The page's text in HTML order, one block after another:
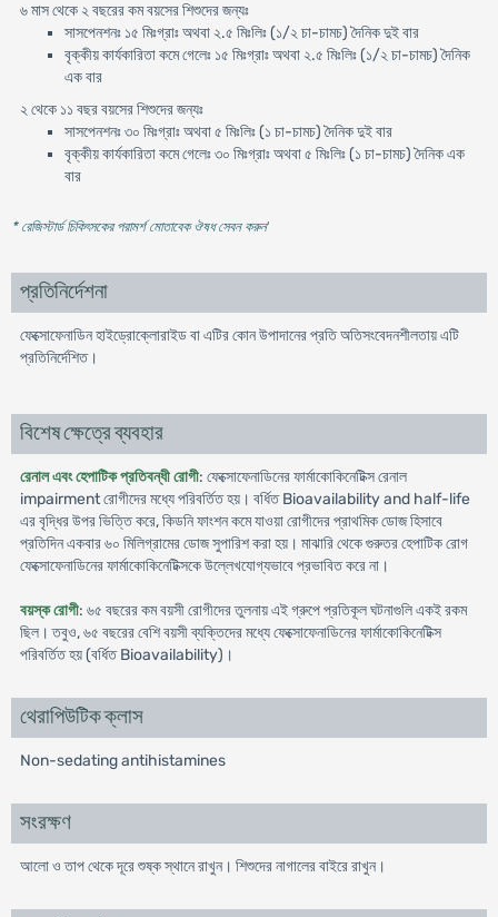
৬ মাস থেকে ২ বছরের কম বয়সের শিশুদের জন্যঃ
সাসপেনশনঃ ১৫ মিঃগ্রাঃ অথবা ২.৫ মিঃলিঃ (১/২ চা-চামচ) দৈনিক দুই বার
বৃক্কীয় কার্যকারিতা কমে গেলেঃ ১৫ মিঃগ্রাঃ অথবা ২.৫ মিঃলিঃ (১/২ চা-চামচ) দৈনিক
এক বার
২ থেকে ১১ বছর বয়সের শিশুদের জন্যঃ
সাসপেনশনঃ ৩০ মিঃগ্রাঃ অথবা ৫ মিঃলিঃ (১ চা-চামচ) দৈনিক দুই বার
বৃক্কীয় কার্যকারিতা কমে গেলেঃ ৩০ মিঃগ্রাঃ অথবা ৫ মিঃলিঃ (১ চা-চামচ) দৈনিক এক
বার
* রেজিস্টার্ড চিকিৎসকের পরামর্শ মোতাবেক ঔষধ সেবন করুন'
প্রতিনির্দেশনা
ফেক্সোফেনাডিন হাইড্রোক্লোরাইড বা এটির কোন উপাদানের প্রতি অতিসংবেদনশীলতায় এটি
প্রতিনির্দেশিত।
বিশেষ ক্ষেত্রে ব্যবহার
রেনাল এবং হেপাটিক প্রতিবন্ধী রোগী: ফেক্সোফেনাডিনের ফার্মাকোকিনেটিক্স রেনাল
impairment রোগীদের মধ্যে পরিবর্তিত হয়। বর্ধিত Bioavailability and half-life
এর বৃদ্ধির উপর ভিত্তি করে, কিডনি ফাংশন কমে যাওয়া রোগীদের প্রাথমিক ডোজ হিসাবে
প্রতিদিন একবার ৬০ মিলিগ্রামের ডোজ সুপারিশ করা হয়। মাঝারি থেকে গুরুতর হেপাটিক রোগ
ফেক্সোফেনাডিনের ফার্মাকোকিনেটিক্সকে উল্লেখযোগ্যভাবে প্রভাবিত করে না।
বয়স্ক রোগী: ৬৫ বছরের কম বয়সী রোগীদের তুলনায় এই গ্রুপে প্রতিকূল ঘটনাগুলি একই রকম
ছিল। তবুও, ৬৫ বছরের বেশি বয়সী ব্যক্তিদের মধ্যে ফেক্সোফেনাডিনের ফার্মাকোকিনেটিক্স
পরিবর্তিত হয় (বর্ধিত Bioavailability)।
থেরাপিউটিক ক্লাস
Non-sedating antihistamines
সংরক্ষণ
আলো ও তাপ থেকে দূরে শুষ্ক স্থানে রাখুন। শিশুদের নাগালের বাইরে রাখুন।